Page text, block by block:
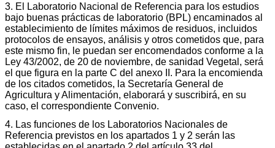
3. El Laboratorio Nacional de Referencia para los estudios
bajo buenas prácticas de laboratorio (BPL) encaminados al
establecimiento de límites máximos de residuos, incluidos
protocolos de ensayos, análisis y otros cometidos que, para
este mismo fin, le puedan ser encomendados conforme a la
Ley 43/2002, de 20 de noviembre, de sanidad Vegetal, será
el que figura en la parte C del anexo II. Para la encomienda
de los citados cometidos, la Secretaría General de
Agricultura y Alimentación, elaborará y suscribirá, en su
caso, el correspondiente Convenio.
4. Las funciones de los Laboratorios Nacionales de
Referencia previstos en los apartados 1 y 2 serán las